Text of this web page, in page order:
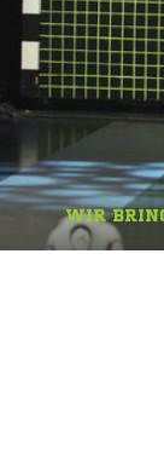
WIR